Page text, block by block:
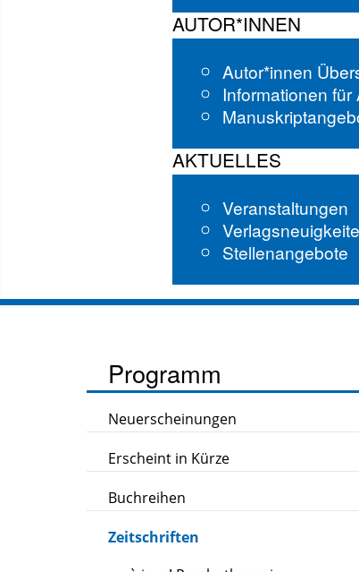
AUTOR*INNEN
Autor*innen
Informationen für
AKTUELLES
Veranstaltungen
Stellenangebote
Programm
Neuerscheinungen
Erscheint in Kürze
Buchreihen
Zeitschriften